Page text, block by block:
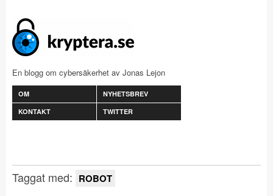
En blogg om cybersäkerhet av Jonas Lejon
OM
NYHETSBREV
KONTAKT
TWITTER
Taggat med: ROBOT